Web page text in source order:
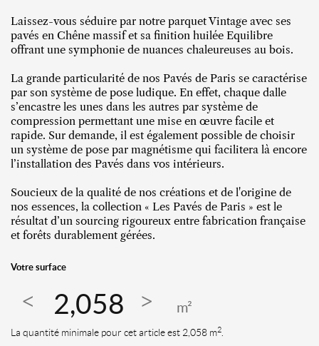
Laissez-vous séduire par notre parquet Vintage avec ses
pavés en Chêne massif et sa finition huilée Equilibre
offrant une symphonie de nuances chaleureuses au bois.
La grande particularité de nos Pavés de Paris se caractérise
par son système de pose ludique. En effet, chaque dalle
s’encastre les unes dans les autres par système de
compression permettant une mise en œuvre facile et
rapide. Sur demande, il est également possible de choisir
un système de pose par magnétisme qui facilitera là encore
l’installation des Pavés dans vos intérieurs.
Soucieux de la qualité de nos créations et de l'origine de
nos essences, la collection « Les Pavés de Paris » est le
résultat d’un sourcing rigoureux entre fabrication française
et forêts durablement gérées.
Votre surface
m²
La quantité minimale pour cet article est 2,058 m2